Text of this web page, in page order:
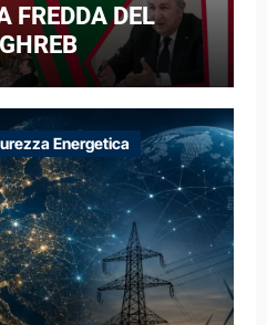
FREDDA DEL
Energetica